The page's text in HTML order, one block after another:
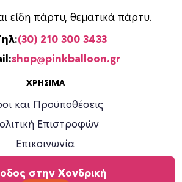
είδη πάρτυ, θεματικά πάρτυ.
(30) 210 300 3433
shop@pinkballoon.gr
ΧΡΉΣΙΜΑ
και Προϋποθέσεις
Επιστροφών
Επικοινωνία
στην Χονδρική